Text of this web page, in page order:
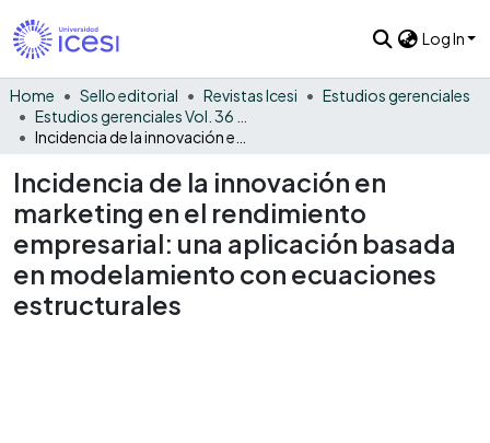
Log In
Home Sello editorial Revistas Icesi
Estudios gerenciales
Incidencia de la innovación en
marketing en el rendimiento
empresarial: una aplicación basada
en modelamiento con ecuaciones
estructurales